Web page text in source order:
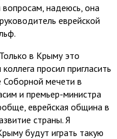
надеюсь, она
еврейской
в Крыму это
просил пригласить
Соборной мечети в
и премьер-министра
еврейская община в
страны. Я
будут играть такую